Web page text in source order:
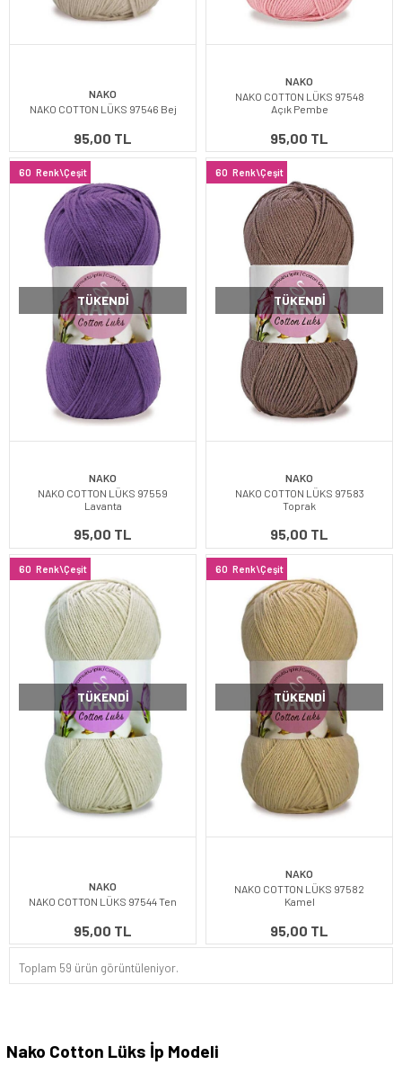
NAKO
NAKO COTTON LÜKS 97546 Bej
95,00 TL
NAKO
NAKO COTTON LÜKS 97548
Açık Pembe
95,00 TL
60 Renk\Çeşit
TÜKENDI
NAKO
NAKO COTTON LÜKS 97559
Lavanta
95,00 TL
60 Renk\Çeşit
TÜKENDI
NAKO
NAKO COTTON LÜKS 97583
Toprak
95,00 TL
60 Renk\Çeşit
TÜKENDI
NAKO
NAKO COTTON LÜKS 97544 Ten
95,00 TL
60 Renk\Çeşit
TÜKENDI
NAKO
NAKO COTTON LÜKS 97582
Kamel
95,00 TL
Toplam 59 ürün görüntüleniyor.
Nako Cotton Lüks İp Modeli